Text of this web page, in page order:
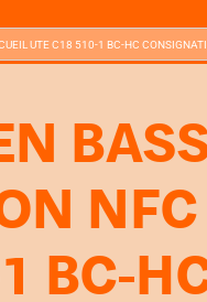
UTE C18 510-1 BC-HC
BC-